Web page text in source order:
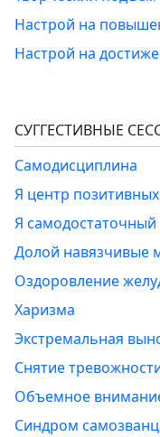
Настрой на
Настрой на
СУГГЕСТИВНЫЕ
Самодисциплина
Я центр
Я самодостаточный
Долой навязчивые
Оздоровление
Харизма
Экстремальная
Снятие
Объемное
Синдром